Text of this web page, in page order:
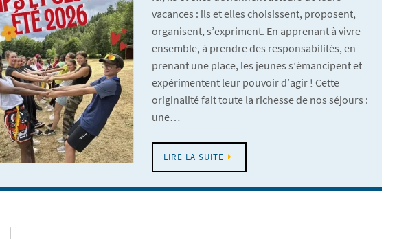
vacances : ils et elles choisissent, proposent,
organisent, s’expriment. En apprenant à vivre
ensemble, à prendre des responsabilités, en
prenant une place, les jeunes s’émancipent et
expérimentent leur pouvoir d’agir ! Cette
originalité fait toute la richesse de nos séjours :
une…
LIRE LA SUITE